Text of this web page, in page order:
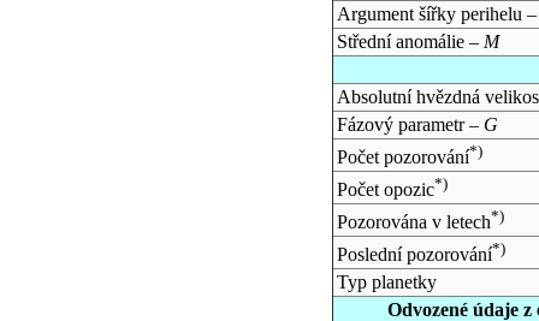
Argument šířky perihelu
Střední anomálie – M
Absolutní hvězdná
Fázový parametr – G
Počet pozorování*)
Počet opozic*)
Pozorována v letech*)
Poslední pozorování*)
Typ planetky
Odvozené údaje